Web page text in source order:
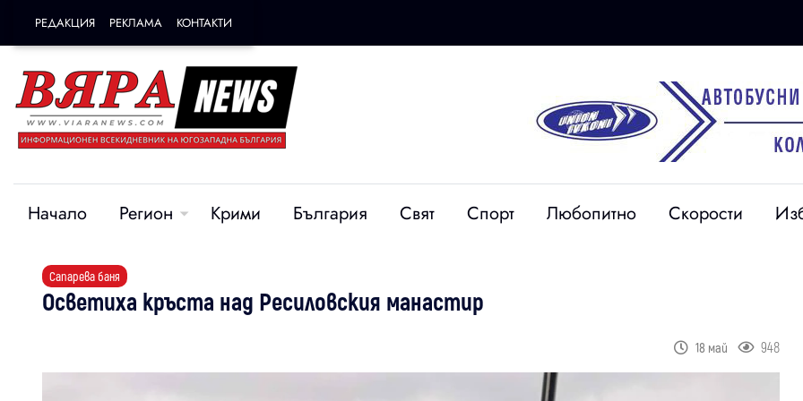
РЕДАКЦИЯ РЕКЛАМА КОНТАКТИ
Начало Регион Крими България Свят Спорт Любопитно Скорости
Сапарева баня
Осветиха кръста над Ресиловския манастир
18 май 948